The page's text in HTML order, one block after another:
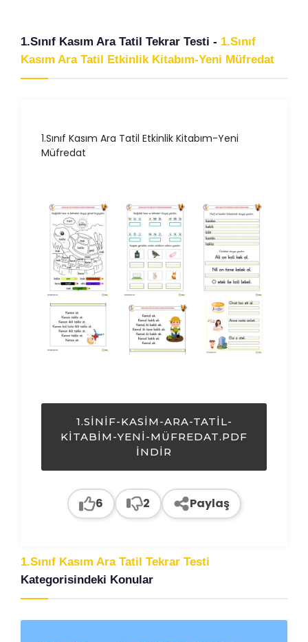
1.Sınıf Kasım Ara Tatil Tekrar Testi - 1.Sınıf
Kasım Ara Tatil Etkinlik Kitabım-Yeni Müfredat
1.Sınıf Kasım Ara Tatil Etkinlik Kitabım-Yeni
Müfredat
1.SINIF-KASIM-ARA-TATIL-
KITABIM-YENI-MÜFREDAT.PDF
İNDIR
6 2 Paylaş
1.Sınıf Kasım Ara Tatil Tekrar Testi
Kategorisindeki Konular